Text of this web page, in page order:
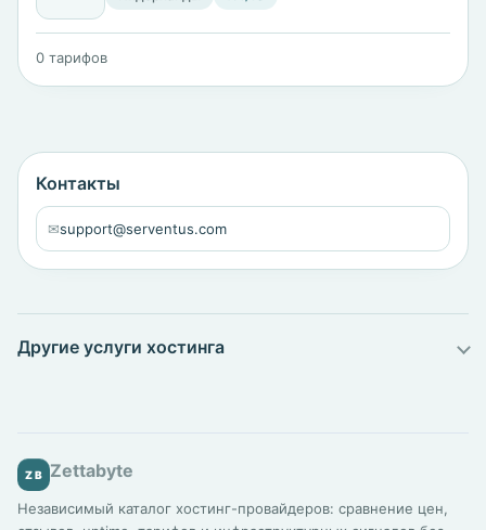
0 тарифов
Контакты
✉support@serventus.com
Другие услуги хостинга
ZB Zettabyte
Независимый каталог хостинг-провайдеров: сравнение цен,